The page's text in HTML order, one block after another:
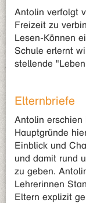
Antolin verfolgt
Freizeit zu
Lesen-Können
Schule erlernt
stellende
Elternbriefe
Antolin erschien
Hauptgründe
Einblick und
und damit rund
zu geben.
Lehrerinnen
Eltern explizit